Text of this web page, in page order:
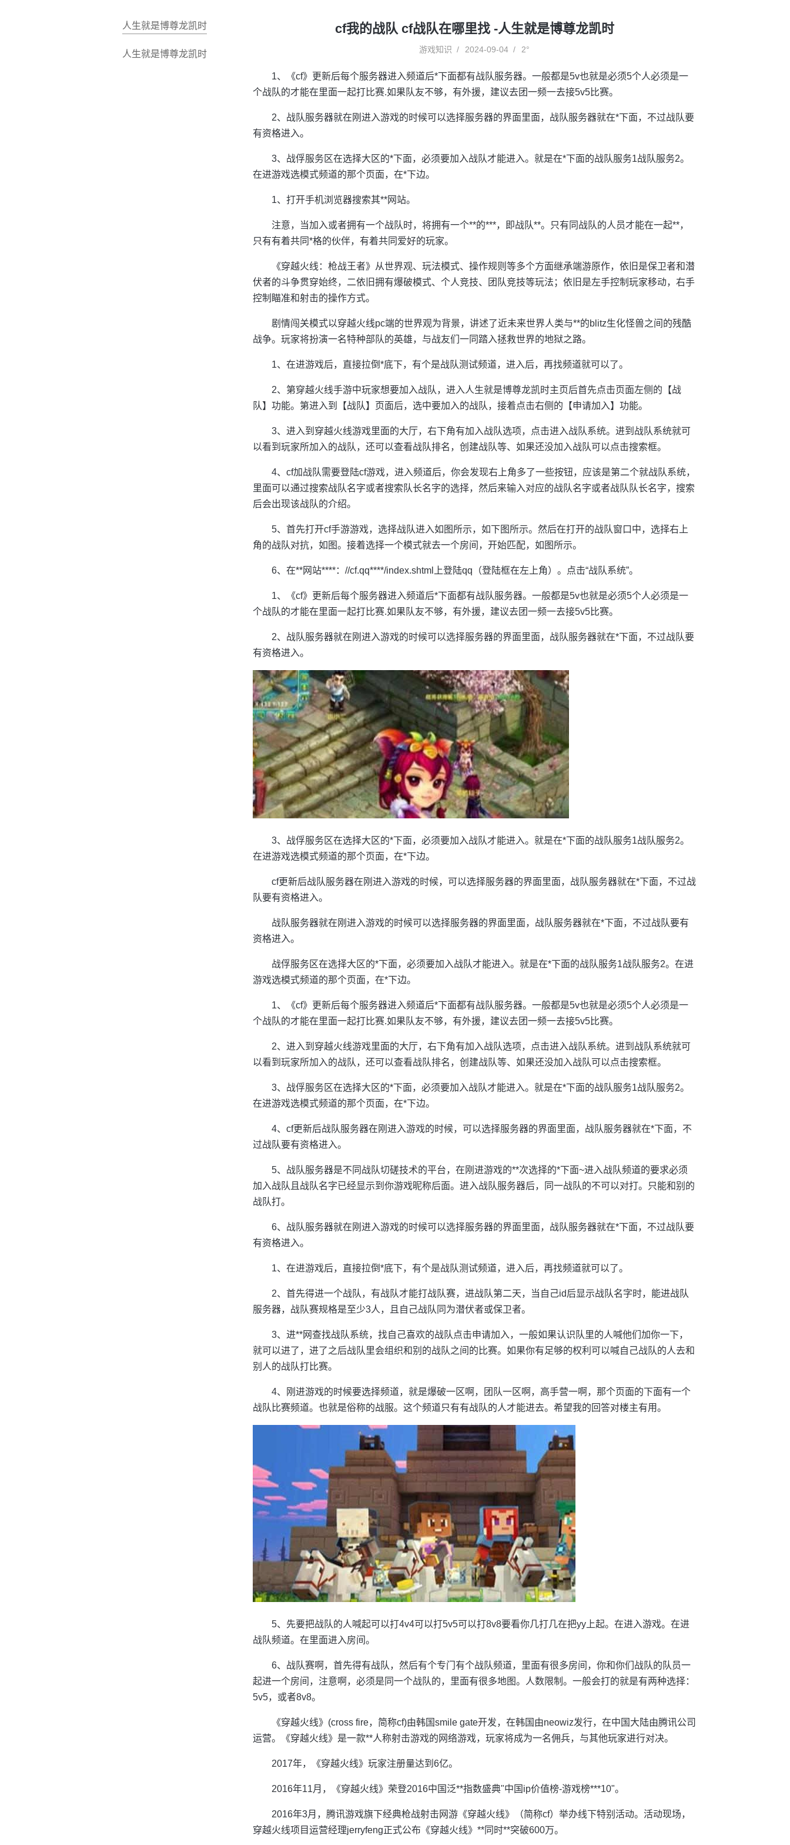
人生就是博尊龙凯时
人生就是博尊龙凯时
cf我的战队 cf战队在哪里找 -人生就是博尊龙凯时
游戏知识 2024-09-04 2°
1、《cf》更新后每个服务器进入频道后*下面都有战队服务器。一般都是5v也就是必须5个人必须是一
个战队的才能在里面一起打比赛.如果队友不够，有外援，建议去团一频一去接5v5比赛。
2、战队服务器就在刚进入游戏的时候可以选择服务器的界面里面，战队服务器就在*下面，不过战队要
有资格进入。
3、战俘服务区在选择大区的*下面，必须要加入战队才能进入。就是在*下面的战队服务1战队服务2。
在进游戏选模式频道的那个页面，在*下边。
1、打开手机浏览器搜索其**网站。
注意，当加入或者拥有一个战队时，将拥有一个**的***，即战队**。只有同战队的人员才能在一起**，
只有有着共同*格的伙伴，有着共同爱好的玩家。
《穿越火线：枪战王者》从世界观、玩法模式、操作规则等多个方面继承端游原作，依旧是保卫者和潜
伏者的斗争贯穿始终，二依旧拥有爆破模式、个人竞技、团队竞技等玩法；依旧是左手控制玩家移动，右手
控制瞄准和射击的操作方式。
剧情闯关模式以穿越火线pc端的世界观为背景，讲述了近未来世界人类与**的blitz生化怪兽之间的残酷
战争。玩家将扮演一名特种部队的英雄，与战友们一同踏入拯救世界的地狱之路。
1、在进游戏后，直接拉倒*底下，有个是战队测试频道，进入后，再找频道就可以了。
2、第穿越火线手游中玩家想要加入战队，进入人生就是博尊龙凯时主页后首先点击页面左侧的【战
队】功能。第进入到【战队】页面后，选中要加入的战队，接着点击右侧的【申请加入】功能。
3、进入到穿越火线游戏里面的大厅，右下角有加入战队选项，点击进入战队系统。进到战队系统就可
以看到玩家所加入的战队，还可以查看战队排名，创建战队等、如果还没加入战队可以点击搜索框。
4、cf加战队需要登陆cf游戏，进入频道后，你会发现右上角多了一些按钮，应该是第二个就战队系统，
里面可以通过搜索战队名字或者搜索队长名字的选择，然后来输入对应的战队名字或者战队队长名字，搜索
后会出现该战队的介绍。
5、首先打开cf手游游戏，选择战队进入如图所示，如下图所示。然后在打开的战队窗口中，选择右上
角的战队对抗，如图。接着选择一个模式就去一个房间，开始匹配，如图所示。
6、在**网站****：//cf.qq****/index.shtml上登陆qq（登陆框在左上角）。点击“战队系统”。
1、《cf》更新后每个服务器进入频道后*下面都有战队服务器。一般都是5v也就是必须5个人必须是一
个战队的才能在里面一起打比赛.如果队友不够，有外援，建议去团一频一去接5v5比赛。
2、战队服务器就在刚进入游戏的时候可以选择服务器的界面里面，战队服务器就在*下面，不过战队要
有资格进入。
3、战俘服务区在选择大区的*下面，必须要加入战队才能进入。就是在*下面的战队服务1战队服务2。
在进游戏选模式频道的那个页面，在*下边。
cf更新后战队服务器在刚进入游戏的时候，可以选择服务器的界面里面，战队服务器就在*下面，不过战
队要有资格进入。
战队服务器就在刚进入游戏的时候可以选择服务器的界面里面，战队服务器就在*下面，不过战队要有
资格进入。
战俘服务区在选择大区的*下面，必须要加入战队才能进入。就是在*下面的战队服务1战队服务2。在进
游戏选模式频道的那个页面，在*下边。
1、《cf》更新后每个服务器进入频道后*下面都有战队服务器。一般都是5v也就是必须5个人必须是一
个战队的才能在里面一起打比赛.如果队友不够，有外援，建议去团一频一去接5v5比赛。
2、进入到穿越火线游戏里面的大厅，右下角有加入战队选项，点击进入战队系统。进到战队系统就可
以看到玩家所加入的战队，还可以查看战队排名，创建战队等、如果还没加入战队可以点击搜索框。
3、战俘服务区在选择大区的*下面，必须要加入战队才能进入。就是在*下面的战队服务1战队服务2。
在进游戏选模式频道的那个页面，在*下边。
4、cf更新后战队服务器在刚进入游戏的时候，可以选择服务器的界面里面，战队服务器就在*下面，不
过战队要有资格进入。
5、战队服务器是不同战队切磋技术的平台，在刚进游戏的**次选择的*下面~进入战队频道的要求必须
加入战队且战队名字已经显示到你游戏昵称后面。进入战队服务器后，同一战队的不可以对打。只能和别的
战队打。
6、战队服务器就在刚进入游戏的时候可以选择服务器的界面里面，战队服务器就在*下面，不过战队要
有资格进入。
1、在进游戏后，直接拉倒*底下，有个是战队测试频道，进入后，再找频道就可以了。
2、首先得进一个战队，有战队才能打战队赛，进战队第二天，当自己id后显示战队名字时，能进战队
服务器，战队赛规格是至少3人，且自己战队同为潜伏者或保卫者。
3、进**网查找战队系统，找自己喜欢的战队点击申请加入，一般如果认识队里的人喊他们加你一下，
就可以进了，进了之后战队里会组织和别的战队之间的比赛。如果你有足够的权利可以喊自己战队的人去和
别人的战队打比赛。
4、刚进游戏的时候要选择频道，就是爆破一区啊，团队一区啊，高手营一啊，那个页面的下面有一个
战队比赛频道。也就是俗称的战服。这个频道只有有战队的人才能进去。希望我的回答对楼主有用。
5、先要把战队的人喊起可以打4v4可以打5v5可以打8v8要看你几打几在把yy上起。在进入游戏。在进
战队频道。在里面进入房间。
6、战队赛啊，首先得有战队，然后有个专门有个战队频道，里面有很多房间，你和你们战队的队员一
起进一个房间，注意啊，必须是同一个战队的，里面有很多地图。人数限制。一般会打的就是有两种选择：
5v5，或者8v8。
《穿越火线》(cross fire，简称cf)由韩国smile gate开发，在韩国由neowiz发行，在中国大陆由腾讯公司
运营。《穿越火线》是一款**人称射击游戏的网络游戏，玩家将成为一名佣兵，与其他玩家进行对决。
2017年，《穿越火线》玩家注册量达到6亿。
2016年11月，《穿越火线》荣登2016中国泛**指数盛典"中国ip价值榜-游戏榜***10"。
2016年3月，腾讯游戏旗下经典枪战射击网游《穿越火线》（简称cf）举办线下特别活动。活动现场，
穿越火线项目运营经理jerryfeng正式公布《穿越火线》**同时**突破600万。